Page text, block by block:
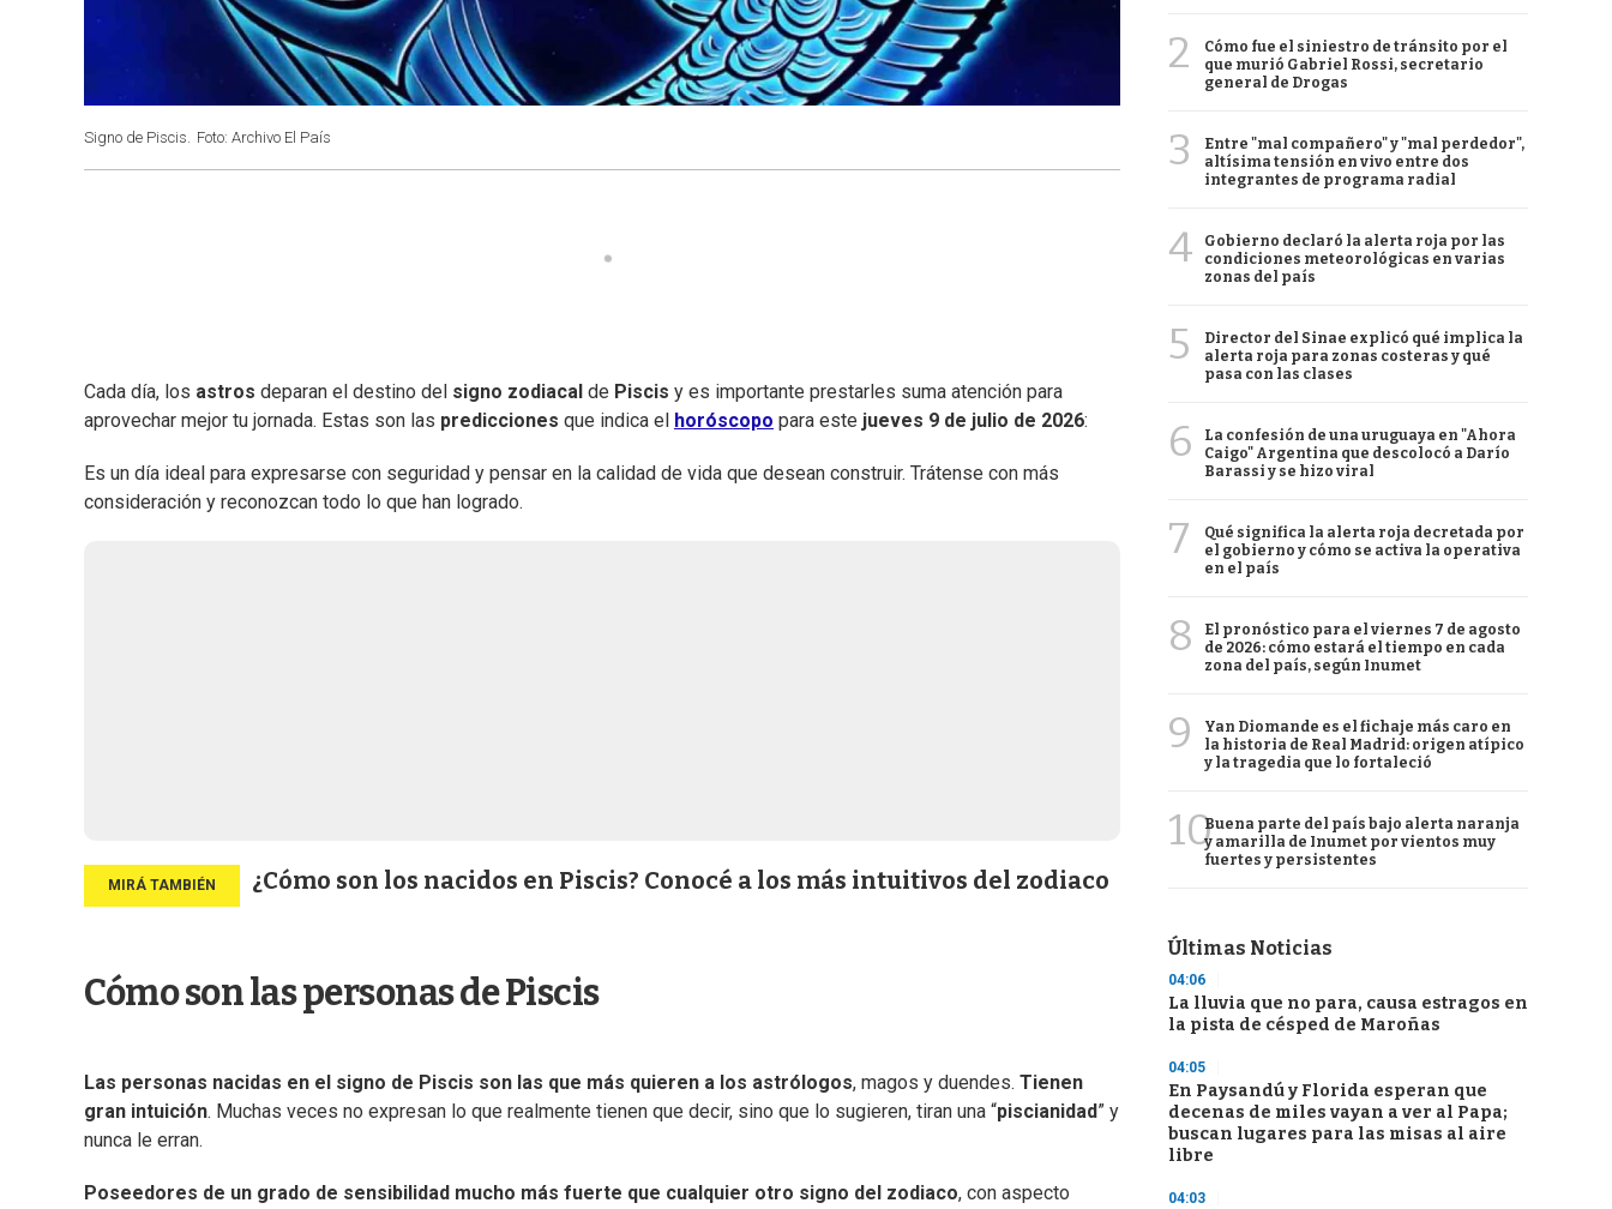
Signo de Piscis. Foto: Archivo El País
Cada día, los astros deparan el destino del signo zodiacal de Piscis y es importante prestarles suma atención para
aprovechar mejor tu jornada. Estas son las predicciones que indica el horóscopo para este jueves 9 de julio de 2026:
Es un día ideal para expresarse con seguridad y pensar en la calidad de vida que desean construir. Trátense con más
consideración y reconozcan todo lo que han logrado.
¿Cómo son los nacidos en Piscis? Conocé a los más intuitivos del zodiaco
Cómo son las personas de Piscis
Las personas nacidas en el signo de Piscis son las que más quieren a los astrólogos, magos y duendes. Tienen
gran intuición. Muchas veces no expresan lo que realmente tienen que decir, sino que lo sugieren, tiran una “piscianidad” y
nunca le erran.
Poseedores de un grado de sensibilidad mucho más fuerte que cualquier otro signo del zodiaco, con aspecto
2
Cómo fue el siniestro de tránsito por el
que murió Gabriel Rossi, secretario
general de Drogas
3
Entre "mal compañero" y "mal perdedor",
altísima tensión en vivo entre dos
integrantes de programa radial
4
Gobierno declaró la alerta roja por las
condiciones meteorológicas en varias
zonas del país
5
Director del Sinae explicó qué implica la
alerta roja para zonas costeras y qué
pasa con las clases
6
La confesión de una uruguaya en "Ahora
Caigo" Argentina que descolocó a Darío
Barassi y se hizo viral
7
Qué significa la alerta roja decretada por
el gobierno y cómo se activa la operativa
en el país
8
El pronóstico para el viernes 7 de agosto
de 2026: cómo estará el tiempo en cada
zona del país, según Inumet
9
Yan Diomande es el fichaje más caro en
la historia de Real Madrid: origen atípico
y la tragedia que lo fortaleció
10Buena parte del país bajo alerta naranja
y amarilla de Inumet por vientos muy
fuertes y persistentes
Últimas Noticias
04:06
La lluvia que no para, causa estragos en
la pista de césped de Maroñas
04:05
En Paysandú y Florida esperan que
decenas de miles vayan a ver al Papa;
buscan lugares para las misas al aire
libre
04:03